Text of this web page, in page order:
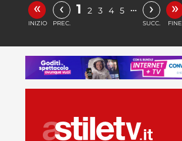
«
INIZIO
‹
PREC.
1 2 3 4 5 … ›
SUCC.
»
FINE